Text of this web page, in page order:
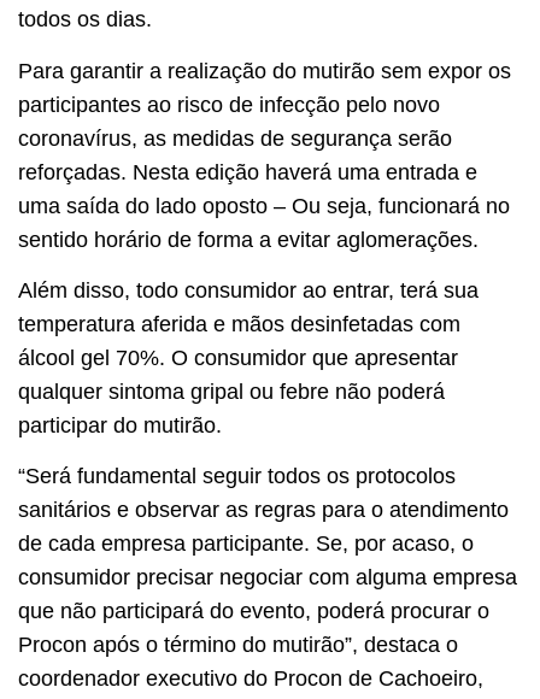
todos os dias.
Para garantir a realização do mutirão sem expor os
participantes ao risco de infecção pelo novo
coronavírus, as medidas de segurança serão
reforçadas. Nesta edição haverá uma entrada e
uma saída do lado oposto – Ou seja, funcionará no
sentido horário de forma a evitar aglomerações.
Além disso, todo consumidor ao entrar, terá sua
temperatura aferida e mãos desinfetadas com
álcool gel 70%. O consumidor que apresentar
qualquer sintoma gripal ou febre não poderá
participar do mutirão.
“Será fundamental seguir todos os protocolos
sanitários e observar as regras para o atendimento
de cada empresa participante. Se, por acaso, o
consumidor precisar negociar com alguma empresa
que não participará do evento, poderá procurar o
Procon após o término do mutirão”, destaca o
coordenador executivo do Procon de Cachoeiro,